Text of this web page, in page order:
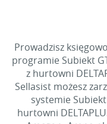
Prowadzisz
programie Subiekt
z hurtowni
Sellasist możesz
systemie
hurtowni